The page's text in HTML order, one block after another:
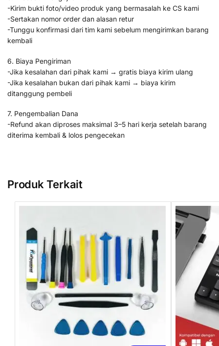
-Kirim bukti foto/video produk yang bermasalah ke CS kami
-Sertakan nomor order dan alasan retur
-Tunggu konfirmasi dari tim kami sebelum mengirimkan barang
kembali
6. Biaya Pengiriman
-Jika kesalahan dari pihak kami → gratis biaya kirim ulang
-Jika kesalahan bukan dari pihak kami → biaya kirim
ditanggung pembeli
7. Pengembalian Dana
-Refund akan diproses maksimal 3–5 hari kerja setelah barang
diterima kembali & lolos pengecekan
Produk Terkait